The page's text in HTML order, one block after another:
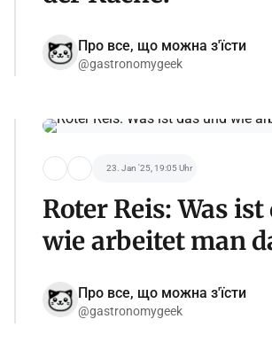
Про все, що можна з'їсти
@gastronomygeek
23. Jan '25, 19:05 Uhr
Roter Reis: Was
wie arbeitet man
Про все, що можна з'їсти
@gastronomygeek